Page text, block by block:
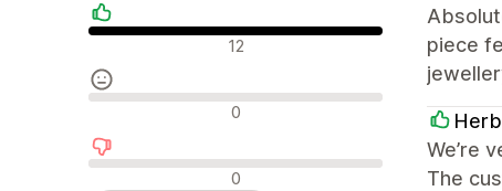
Pozitív értékelések
12
Semleges értékelések
0
Negatív értékelések
0
piece
We’re
The